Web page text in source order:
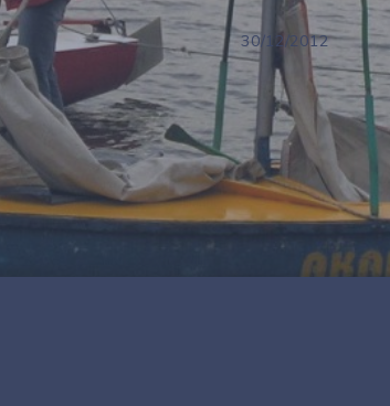
30/12/2012